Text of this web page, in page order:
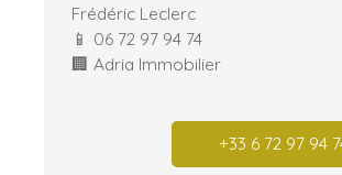
Frédéric Leclerc
📱 06 72 97 94 74
🏢 Adria Immobilier
+33 6 72 97 94